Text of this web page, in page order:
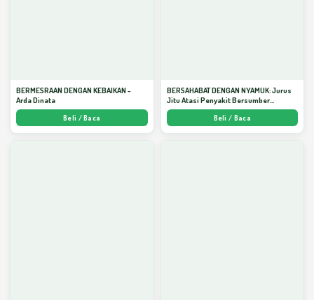
BERMESRAAN DENGAN KEBAIKAN -
Arda Dinata
Beli / Baca
BERSAHABAT DENGAN NYAMUK: Jurus
Jitu Atasi Penyakit Bersumber
Nyamuk - Arda Dinata
Beli / Baca